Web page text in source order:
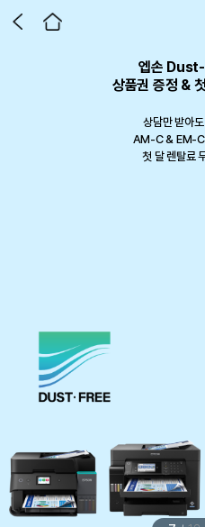
프로젝터로 만든 홈
리뷰 남기고 상품
프로젝터 구매 후 달라진 우리
생생한 사진과 글을 남기고 최대 50만원
이벤트 기간 : 2026-08-01 ~
Epson X
FORCE
작업을 완성하는 두가지 기준
프린터의 정밀함과 밀워키의 힘으로 현장 작업
대 31% 할인 판매
엡손 라운지 x DUUL 런칭
홈시네마 프로젝
지 한번
799,000원 상당의 프리미엄 거
엡손 라운지 전용 포토 프
프린톡 패키
일상과 비즈니스 스팟에서 손쉬운 사진 출
포토 리뷰 작성 시 신세계 상품
제4회 디지털 텍스타일
나만의 작품
2026.06.01 ~
엡손 라운지 홈 에듀
Safa 3 in 1 코
그림일기, 단어카드는 물론 사무실
12% 할인에 증정품 이벤
엡손
상품권 증정 &
상담만 받아
AM-C & EM-C
첫 달 렌탈료